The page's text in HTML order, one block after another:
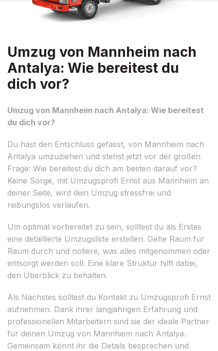
Umzug von Mannheim nach
Antalya: Wie bereitest du
dich vor?
Umzug von Mannheim nach Antalya: Wie bereitest
du dich vor?
Du hast den Entschluss gefasst, von Mannheim nach
Antalya umzuziehen und stehst jetzt vor der großen
Frage: Wie bereitest du dich am besten darauf vor?
Keine Sorge, mit Umzugsprofi Ernst aus Mannheim an
deiner Seite, wird dein Umzug stressfrei und
reibungslos verlaufen.
Um optimal vorbereitet zu sein, solltest du als Erstes
eine detaillierte Umzugsliste erstellen. Gehe Raum für
Raum durch und notiere, was alles mitgenommen oder
entsorgt werden soll. Eine klare Struktur hilft dabei,
den Überblick zu behalten.
Als Nächstes solltest du Kontakt zu Umzugsprofi Ernst
aufnehmen. Dank ihrer langjährigen Erfahrung und
professionellen Mitarbeitern sind sie der ideale Partner
für deinen Umzug von Mannheim nach Antalya.
Gemeinsam könnt ihr die Details besprechen und